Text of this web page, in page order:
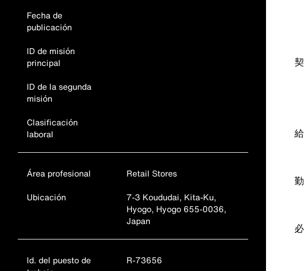
Fecha de
publicación
ID de misión
principal
ID de la segunda
misión
Clasificación
laboral
Área profesional
Retail Stores
Ubicación
7-3 Koududai, Kita-Ku,
Hyogo, Hyogo 655-0036,
Japan
Id. del puesto de
R-73656